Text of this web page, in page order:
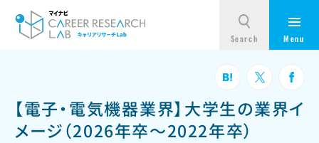
【電子・電気機器業界】大学生の業界イ
メージ（2026年卒～2022年卒）